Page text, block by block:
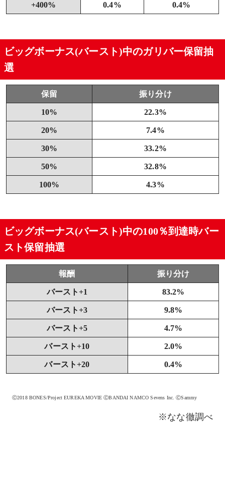
+400% 0.4% 0.4%
ビッグボーナス(バースト)中のガリバー保留抽
選
保留 振り分け
10% 22.3%
20% 7.4%
30% 33.2%
50% 32.8%
100% 4.3%
ビッグボーナス(バースト)中の100％到達時バー
スト保留抽選
報酬 振り分け
バースト+1 83.2%
バースト+3 9.8%
バースト+5 4.7%
バースト+10 2.0%
バースト+20 0.4%
Ⓒ2018 BONES/Project EUREKA MOVIE ⒸBANDAI NAMCO Sevens Inc. ⒸSammy
※なな徹調べ